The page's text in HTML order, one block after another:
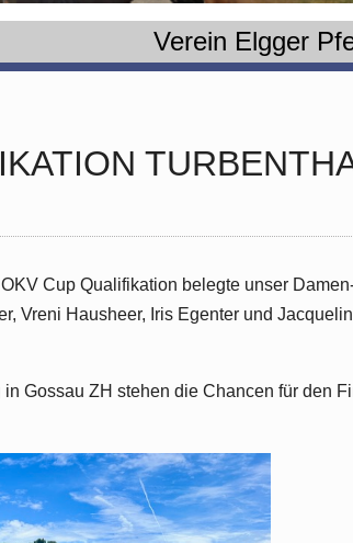
Verein Elgger
Cup Qualifikation belegte unser
Vreni Hausheer, Iris Egenter und
Gossau ZH stehen die Chancen für den